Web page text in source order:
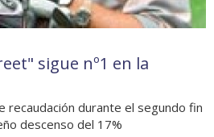
sigue nº1 en la
recaudación durante el segundo fin
descenso del 17%